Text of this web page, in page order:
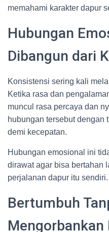
memahami karakter dapur
Hubungan
Dibangun dari
Konsistensi sering kali
Ketika rasa dan
muncul rasa percaya dan
hubungan tersebut dengan
demi kecepatan.
Hubungan emosional ini
dirawat agar bisa bertahan
perjalanan dapur itu sendiri.
Bertumbuh
Mengorbankan